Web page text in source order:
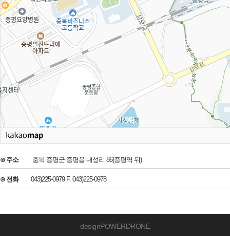
⊙ 주소충북 증평군 증평읍 내성리 86(증평역 뒤)
⊙ 전화043)225-0979 F. 043)225-0978
designPOWERDRONE